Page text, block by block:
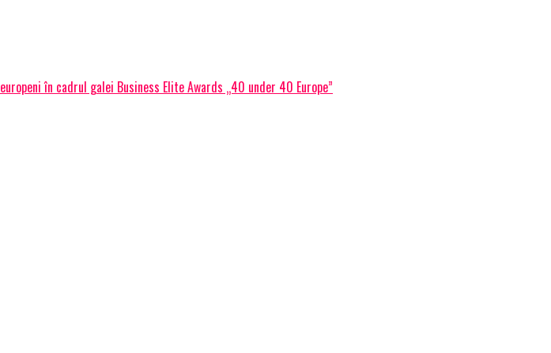
în cadrul galei Business Elite Awards „40 under 40 Europe”